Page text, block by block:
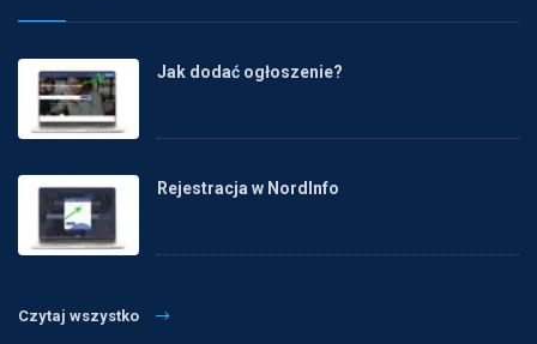
Jak dodać ogłoszenie?
Rejestracja w NordInfo
Czytaj wszystko